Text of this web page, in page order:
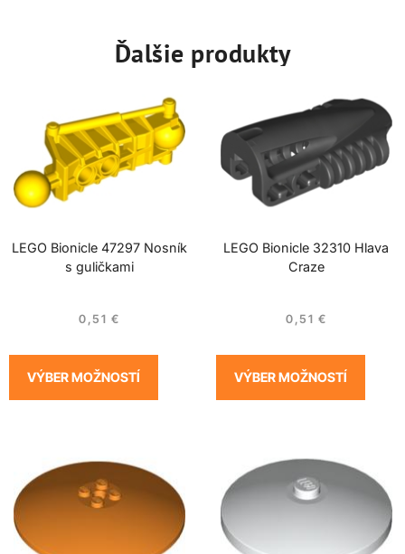
Ďalšie produkty
LEGO Bionicle 47297 Nosník
s guličkami
0,51 €
VÝBER MOŽNOSTÍ
LEGO Bionicle 32310 Hlava
Craze
0,51 €
VÝBER MOŽNOSTÍ